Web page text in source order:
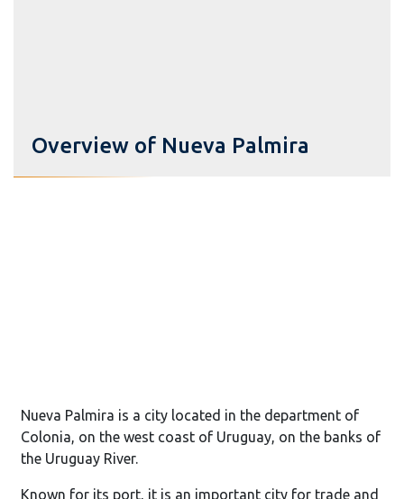
Overview of Nueva Palmira
Nueva Palmira is a city located in the department of
Colonia, on the west coast of Uruguay, on the banks of
the Uruguay River.
Known for its port, it is an important city for trade and